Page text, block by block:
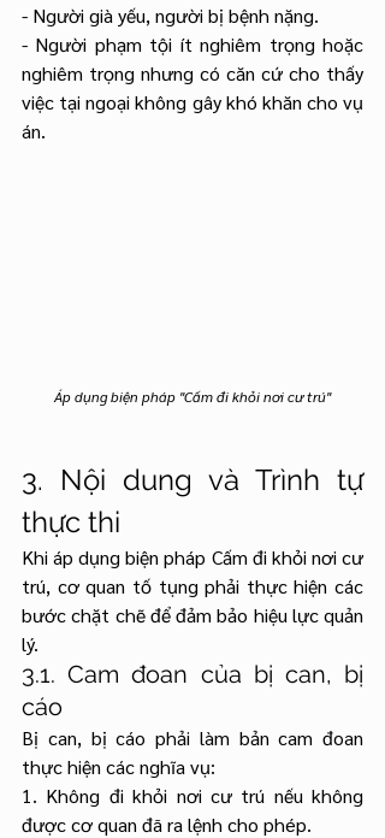
- Người già yếu, người bị bệnh nặng.
- Người phạm tội ít nghiêm trọng hoặc
nghiêm trọng nhưng có căn cứ cho thấy
việc tại ngoại không gây khó khăn cho vụ
án.
Áp dụng biện pháp "Cấm đi khỏi nơi cư trú"
3. Nội dung và Trình tự
thực thi
Khi áp dụng biện pháp Cấm đi khỏi nơi cư
trú, cơ quan tố tụng phải thực hiện các
bước chặt chẽ để đảm bảo hiệu lực quản
lý.
3.1. Cam đoan của bị can, bị
cáo
Bị can, bị cáo phải làm bản cam đoan
thực hiện các nghĩa vụ:
1. Không đi khỏi nơi cư trú nếu không
được cơ quan đã ra lệnh cho phép.